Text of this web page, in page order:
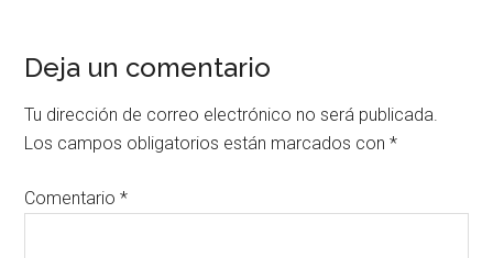
Deja un comentario
Tu dirección de correo electrónico no será publicada.
Los campos obligatorios están marcados con*
Comentario*